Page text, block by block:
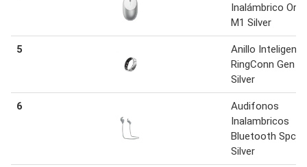
Inalámbrico
M1 Silver
5
Anillo Inteligente
RingConn Gen 2
Silver
6
Audifonos
Inalambricos
Bluetooth Spc X
Silver